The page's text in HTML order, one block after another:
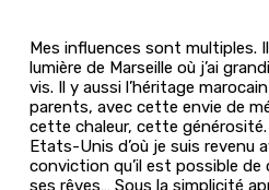
Mes influences sont multiples.
lumière de Marseille où j’ai
vis. Il y aussi l’héritage
parents, avec cette envie de
cette chaleur, cette générosité.
Etats-Unis d’où je suis revenu
conviction qu’il est possible de